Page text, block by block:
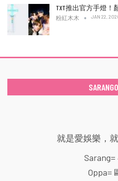
TXT推出官方手燈！
粉紅木木 JAN 22,
就是愛娛樂，
Sarang=
Oppa=